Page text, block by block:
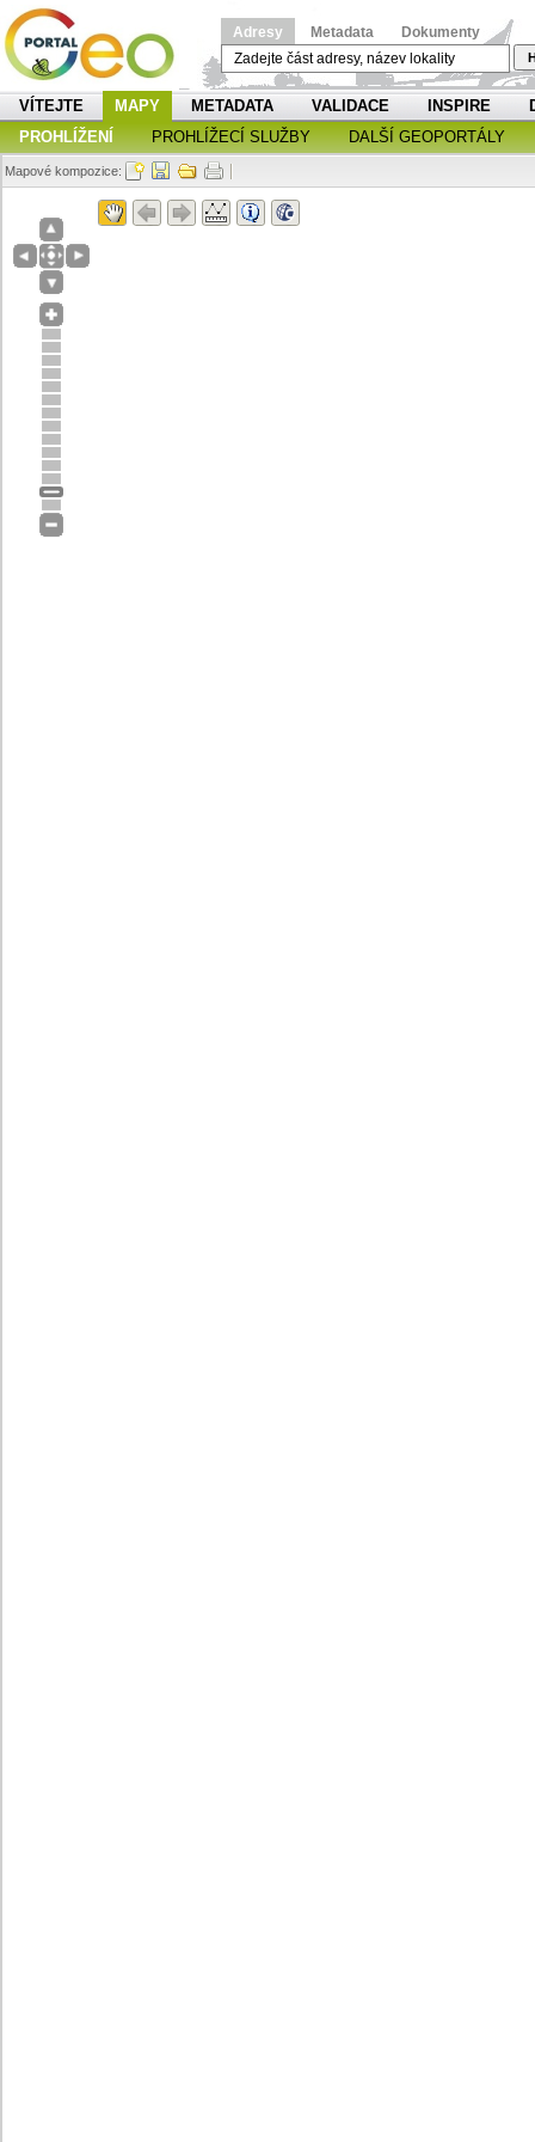
Adresy Metadata Dokumenty
VÍTEJTE MAPY METADATA VALIDACE INSPIRE
PROHLÍŽENÍ
PROHLÍŽECÍ SLUŽBY DALŠÍ GEOPORTÁLY
Mapové kompozice: